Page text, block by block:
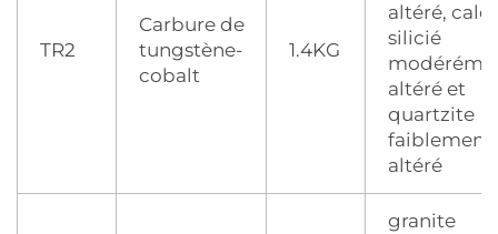
TR2
Carbure de
tungstène-
cobalt
1.4KG
altéré,
silicié
altéré et
quartzite
faiblement
altéré
granite